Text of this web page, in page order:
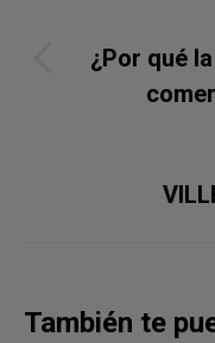
entre¿Por qué
También te